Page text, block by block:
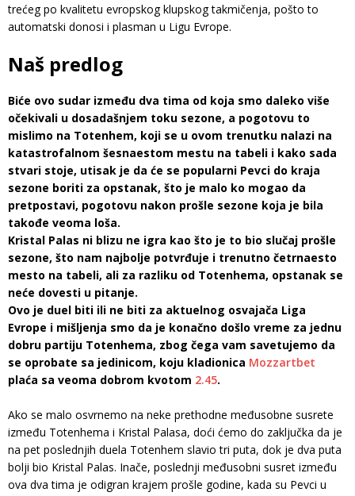
trećeg po kvalitetu evropskog klupskog takmičenja, pošto to
automatski donosi i plasman u Ligu Evrope.
Naš predlog
Biće ovo sudar između dva tima od koja smo daleko više
očekivali u dosadašnjem toku sezone, a pogotovu to
mislimo na Totenhem, koji se u ovom trenutku nalazi na
katastrofalnom šesnaestom mestu na tabeli i kako sada
stvari stoje, utisak je da će se popularni Pevci do kraja
sezone boriti za opstanak, što je malo ko mogao da
pretpostavi, pogotovu nakon prošle sezone koja je bila
takođe veoma loša.
Kristal Palas ni blizu ne igra kao što je to bio slučaj prošle
sezone, što nam najbolje potvrđuje i trenutno četrnaesto
mesto na tabeli, ali za razliku od Totenhema, opstanak se
neće dovesti u pitanje.
Ovo je duel biti ili ne biti za aktuelnog osvajača Liga
Evrope i mišljenja smo da je konačno došlo vreme za jednu
dobru partiju Totenhema, zbog čega vam savetujemo da
se oprobate sa jedinicom, koju kladionica Mozzartbet
plaća sa veoma dobrom kvotom 2.45.
Ako se malo osvrnemo na neke prethodne međusobne susrete
između Totenhema i Kristal Palasa, doći ćemo do zaključka da je
na pet poslednjih duela Totenhem slavio tri puta, dok je dva puta
bolji bio Kristal Palas. Inače, poslednji međusobni susret između
ova dva tima je odigran krajem prošle godine, kada su Pevci u